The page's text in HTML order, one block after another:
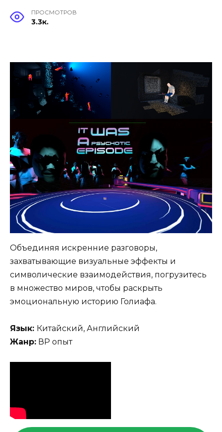
ПРОСМОТРОВ
3.3к.
Объединяя искренние разговоры,
захватывающие визуальные эффекты и
символические взаимодействия, погрузитесь
в множество миров, чтобы раскрыть
эмоциональную историю Голиафа.
Язык: Китайский, Английский
Жанр: ВР опыт